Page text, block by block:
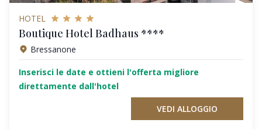
HOTEL
Boutique Hotel Badhaus ****
Bressanone
Inserisci le date e ottieni l'offerta migliore
direttamente dall'hotel
VEDI ALLOGGIO